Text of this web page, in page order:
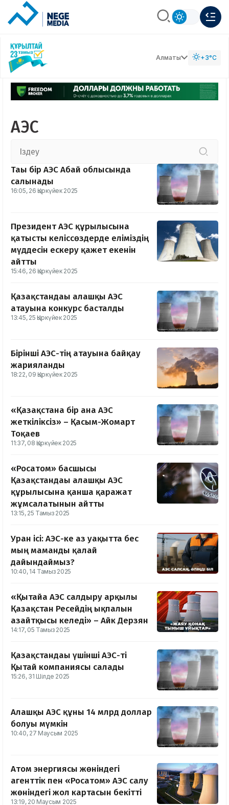
Алматы +3°C
АЭС
Тағы бір АЭС Абай облысында
салынады
16:05, 26 Қыркүйек 2025
Президент АЭС құрылысына
қатысты келіссөздерде еліміздің
мүддесін ескеру қажет екенін
айтты
15:46, 26 Қыркүйек 2025
Қазақстандағы алғашқы АЭС
атауына конкурс басталды
13:45, 25 Қыркүйек 2025
Бірінші АЭС-тің атауына байқау
жарияланды
18:22, 09 Қыркүйек 2025
«Қазақстанға бір ғана АЭС
жеткіліксіз» – Қасым-Жомарт
Тоқаев
11:37, 08 Қыркүйек 2025
«Росатом» басшысы
Қазақстандағы алғашқы АЭС
құрылысына қанша қаражат
жұмсалатынын айтты
13:15, 25 Тамыз 2025
Уран ісі: АЭС-ке аз уақытта бес
мың маманды қалай
дайындаймыз?
10:40, 14 Тамыз 2025
«Қытайға АЭС салдыру арқылы
Қазақстан Ресейдің ықпалын
азайтқысы келеді» – Айк Дерзян
14:17, 05 Тамыз 2025
Қазақстандағы үшінші АЭС-ті
Қытай компаниясы салады
15:26, 31 Шілде 2025
Алғашқы АЭС құны 14 млрд доллар
болуы мүмкін
10:40, 27 Маусым 2025
Атом энергиясы жөніндегі
агенттік пен «Росатом» АЭС салу
жөніндегі жол картасын бекітті
13:19, 20 Маусым 2025